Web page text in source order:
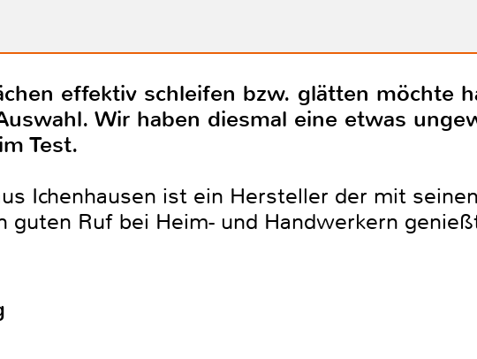
effektiv schleifen bzw. glätten möchte
Wir haben diesmal eine etwas
Test.
Ichenhausen ist ein Hersteller der mit
guten Ruf bei Heim- und Handwerkern